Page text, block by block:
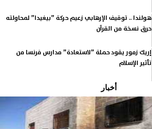
هولندا .. توقيف الإرهابي زعيم حركة ”بيغيدا” لمحاولته
حرق نسخة من القرآن
إريك زمور يقود حملة ”لاستعادة” مدارس فرنسا من
تأثير الإسلام
أخبار